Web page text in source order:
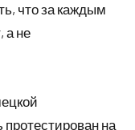
что за каждым
а не
на